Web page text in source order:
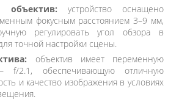
объектив: устройство оснащено
фокусным расстоянием 3–9 мм,
регулировать угол обзора в
точной настройки сцены.
объектив имеет переменную
f/2.1, обеспечивающую отличную
и качество изображения в условиях